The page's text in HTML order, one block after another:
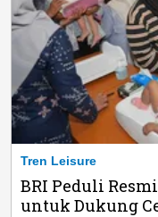
Tren Leisure
BRI Peduli
untuk Dukung